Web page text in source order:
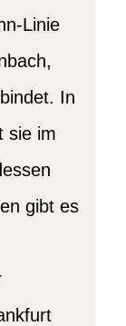
Linie
In
sie im
gibt es